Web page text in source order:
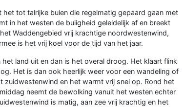
tot talrijke buien die regelmatig gepaard gaan met
in het westen de buiigheid geleidelijk af en breekt
Waddengebied vrij krachtige noordwestenwind,
is het vrij koel voor de tijd van het jaar.
land uit en dan is het overal droog. Het klaart flink
Het is dan ook heerlijk weer voor een wandeling of
en het warmt vrij snel op. Rond het
neemt de bewolking vanuit het westen echter
is matig, aan zee vrij krachtig en het